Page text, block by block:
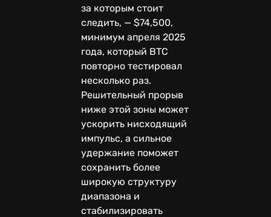
за которым стоит
следить, — $74,500,
минимум апреля 2025
года, который BTC
повторно тестировал
несколько раз.
Решительный прорыв
ниже этой зоны может
ускорить нисходящий
импульс, а сильное
удержание поможет
сохранить более
широкую структуру
диапазона и
стабилизировать